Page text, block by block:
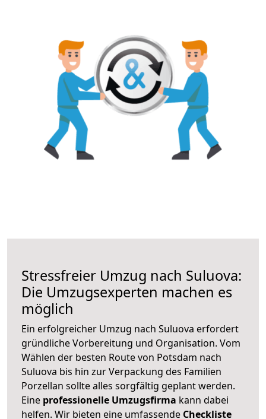
Stressfreier Umzug nach Suluova:
Die Umzugsexperten machen es
möglich
Ein erfolgreicher Umzug nach Suluova erfordert
gründliche Vorbereitung und Organisation. Vom
Wählen der besten Route von Potsdam nach
Suluova bis hin zur Verpackung des Familien
Porzellan sollte alles sorgfältig geplant werden.
Eine professionelle Umzugsfirma kann dabei
helfen. Wir bieten eine umfassende Checkliste